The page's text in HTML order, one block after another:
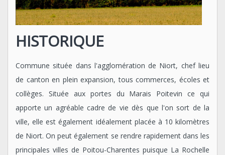
HISTORIQUE
Commune située dans l'agglomération de Niort, chef lieu
de canton en plein expansion, tous commerces, écoles et
collèges. Située aux portes du Marais Poitevin ce qui
apporte un agréable cadre de vie dès que l'on sort de la
ville, elle est également idéalement placée à 10 kilomètres
de Niort. On peut également se rendre rapidement dans les
principales villes de Poitou-Charentes puisque La Rochelle